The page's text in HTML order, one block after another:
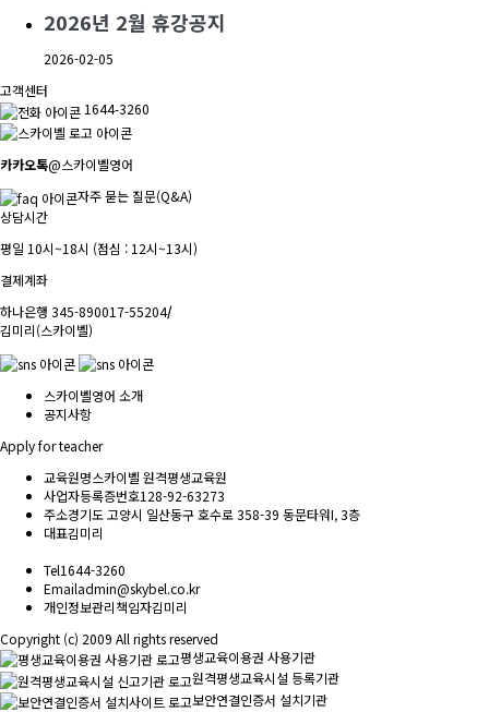
2026년 2월 휴강공지
2026-02-05
고객센터
1644-3260
카카오톡@스카이벨영어
자주 묻는 질문(Q&A)
상담시간
평일 10시~18시 (점심 : 12시~13시)
결제계좌
하나은행 345-890017-55204/
김미리(스카이벨)
스카이벨영어 소개
공지사항
Apply for teacher
교육원명스카이벨 원격평생교육원
사업자등록증번호128-92-63273
주소경기도 고양시 일산동구 호수로 358-39 동문타워I, 3층
대표김미리
Tel1644-3260
Emailadmin@skybel.co.kr
개인정보관리책임자김미리
Copyright (c) 2009 All rights reserved
평생교육이용권 사용기관
원격평생교육시설 등록기관
보안연결인증서 설치기관